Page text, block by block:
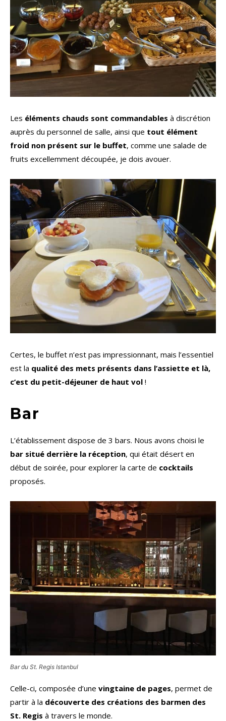
Les éléments chauds sont commandables à discrétion
auprès du personnel de salle, ainsi que tout élément
froid non présent sur le buffet, comme une salade de
fruits excellemment découpée, je dois avouer.
Certes, le buffet n’est pas impressionnant, mais l’essentiel
est la qualité des mets présents dans l’assiette et là,
c’est du petit-déjeuner de haut vol !
Bar
L’établissement dispose de 3 bars. Nous avons choisi le
bar situé derrière la réception, qui était désert en
début de soirée, pour explorer la carte de cocktails
proposés.
Bar du St. Regis Istanbul
Celle-ci, composée d’une vingtaine de pages, permet de
partir à la découverte des créations des barmen des
St. Regis à travers le monde.